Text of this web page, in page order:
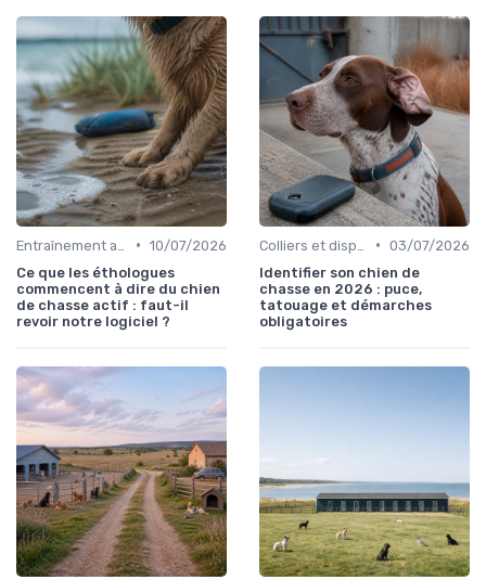
• 10/07/2026
Ce que les éthologues
commencent à dire du chien
de chasse actif : faut-il
revoir notre logiciel ?
• 03/07/2026
Identifier son chien de
chasse en 2026 : puce,
tatouage et démarches
obligatoires